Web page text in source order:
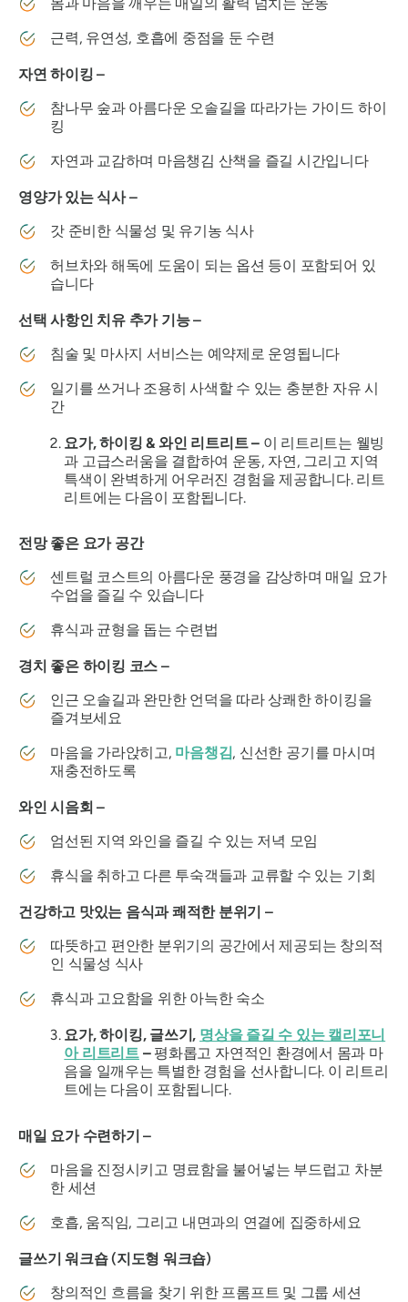
근력, 유연성, 호흡에 중점을 둔 수련
자연 하이킹 –
참나무 숲과 아름다운 오솔길을 따라가는 가이드 하이
킹
자연과 교감하며 마음챙김 산책을 즐길 시간입니다
영양가 있는 식사 –
갓 준비한 식물성 및 유기농 식사
허브차와 해독에 도움이 되는 옵션 등이 포함되어 있
습니다
선택 사항인 치유 추가 기능 –
침술 및 마사지 서비스는 예약제로 운영됩니다
일기를 쓰거나 조용히 사색할 수 있는 충분한 자유 시
간
요가, 하이킹 & 와인 리트리트 – 이 리트리트는 웰빙
과 고급스러움을 결합하여 운동, 자연, 그리고 지역
특색이 완벽하게 어우러진 경험을 제공합니다. 리트
리트에는 다음이 포함됩니다.
전망 좋은 요가 공간
센트럴 코스트의 아름다운 풍경을 감상하며 매일 요가
수업을 즐길 수 있습니다
휴식과 균형을 돕는 수련법
경치 좋은 하이킹 코스 –
인근 오솔길과 완만한 언덕을 따라 상쾌한 하이킹을
즐겨보세요
마음을 가라앉히고, 마음챙김, 신선한 공기를 마시며
재충전하도록
와인 시음회 –
엄선된 지역 와인을 즐길 수 있는 저녁 모임
휴식을 취하고 다른 투숙객들과 교류할 수 있는 기회
건강하고 맛있는 음식과 쾌적한 분위기 –
따뜻하고 편안한 분위기의 공간에서 제공되는 창의적
인 식물성 식사
휴식과 고요함을 위한 아늑한 숙소
요가, 하이킹, 글쓰기, 명상을 즐길 수 있는 캘리포니
아 리트리트– 평화롭고 자연적인 환경에서 몸과 마
음을 일깨우는 특별한 경험을 선사합니다. 이 리트리
트에는 다음이 포함됩니다.
매일 요가 수련하기 –
마음을 진정시키고 명료함을 불어넣는 부드럽고 차분
한 세션
호흡, 움직임, 그리고 내면과의 연결에 집중하세요
글쓰기 워크숍 (지도형 워크숍)
창의적인 흐름을 찾기 위한 프롬프트 및 그룹 세션